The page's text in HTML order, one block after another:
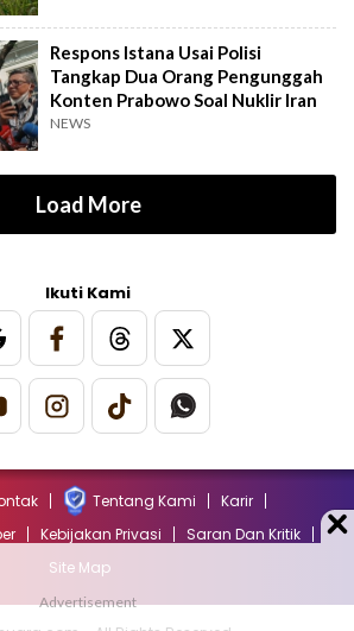
Respons Istana Usai Polisi
Tangkap Dua Orang Pengunggah
Konten Prabowo Soal Nuklir Iran
NEWS
Load More
Ikuti Kami
Tentang Kami
Karir
Kebijakan Privasi
Saran Dan Kritik
Site Map